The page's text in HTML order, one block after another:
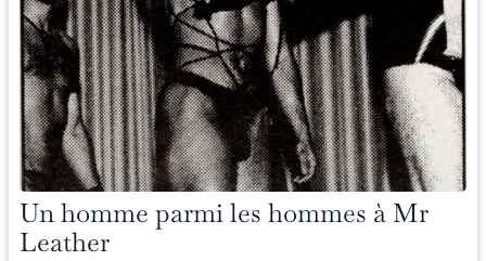
Un homme parmi les hommes à Mr
Leather